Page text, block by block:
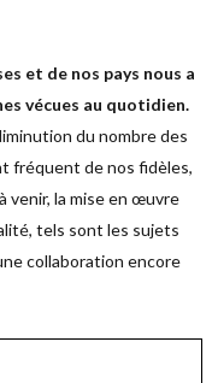
et de nos pays nous a
vécues au quotidien.
du nombre des
fréquent de nos fidèles,
venir, la mise en œuvre
tels sont les sujets
collaboration encore